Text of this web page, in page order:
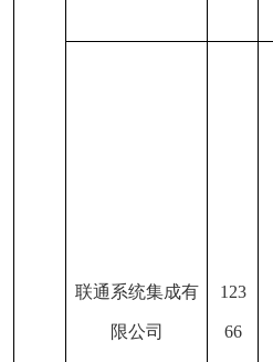
联通系统集成有
限公司
123
66